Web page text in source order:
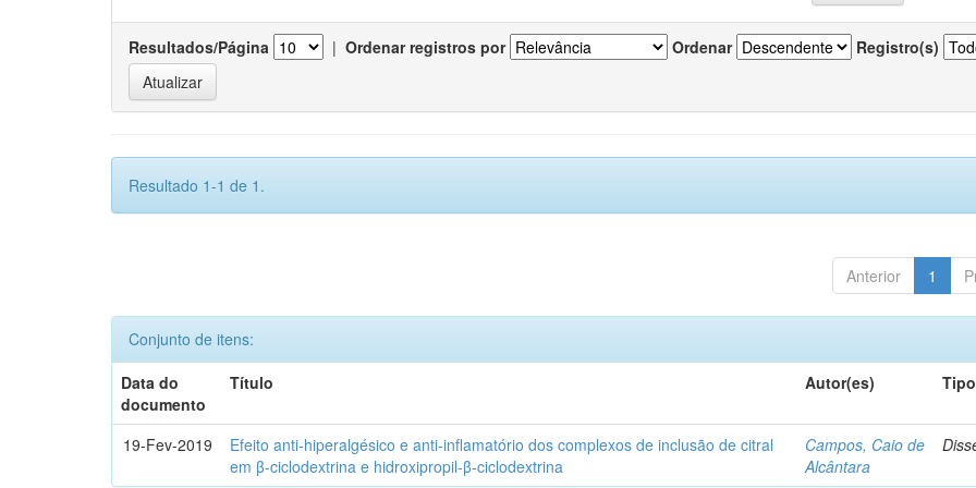
Resultados/Página | Ordenar registros por Ordenar Registro(s)
Resultado 1-1 de 1.
Anterior 1
Conjunto de itens:
Data do
documento
Título Autor(es) Tipo
19-Fev-2019
Efeito anti-hiperalgésico e anti-inflamatório dos complexos de inclusão de citral
em β-ciclodextrina e hidroxipropil-β-ciclodextrina
Campos, Caio de
Alcântara